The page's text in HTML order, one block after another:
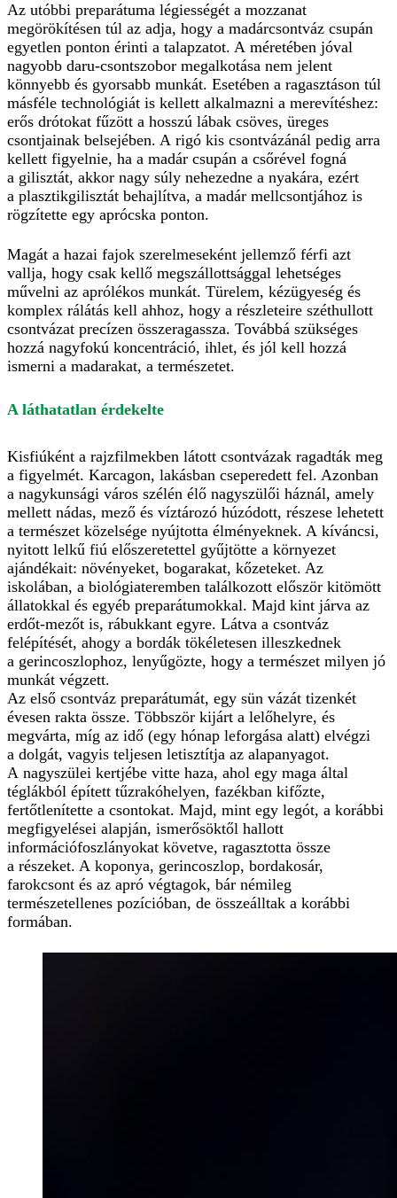
Az utóbbi preparátuma légiességét a mozzanat
megörökítésen túl az adja, hogy a madárcsontváz csupán
egyetlen ponton érinti a talapzatot. A méretében jóval
nagyobb daru-csontszobor megalkotása nem jelent
könnyebb és gyorsabb munkát. Esetében a ragasztáson túl
másféle technológiát is kellett alkalmazni a merevítéshez:
erős drótokat fűzött a hosszú lábak csöves, üreges
csontjainak belsejében. A rigó kis csontvázánál pedig arra
kellett figyelnie, ha a madár csupán a csőrével fogná
a gilisztát, akkor nagy súly nehezedne a nyakára, ezért
a plasztikgilisztát behajlítva, a madár mellcsontjához is
rögzítette egy aprócska ponton.
Magát a hazai fajok szerelmeseként jellemző férfi azt
vallja, hogy csak kellő megszállottsággal lehetséges
művelni az aprólékos munkát. Türelem, kézügyeség és
komplex rálátás kell ahhoz, hogy a részleteire széthullott
csontvázat precízen összeragassza. Továbbá szükséges
hozzá nagyfokú koncentráció, ihlet, és jól kell hozzá
ismerni a madarakat, a természetet.
A láthatatlan érdekelte
Kisfiúként a rajzfilmekben látott csontvázak ragadták meg
a figyelmét. Karcagon, lakásban cseperedett fel. Azonban
a nagykunsági város szélén élő nagyszülői háznál, amely
mellett nádas, mező és víztározó húzódott, részese lehetett
a természet közelsége nyújtotta élményeknek. A kíváncsi,
nyitott lelkű fiú előszeretettel gyűjtötte a környezet
ajándékait: növényeket, bogarakat, kőzeteket. Az
iskolában, a biológiateremben találkozott először kitömött
állatokkal és egyéb preparátumokkal. Majd kint járva az
erdőt-mezőt is, rábukkant egyre. Látva a csontváz
felépítését, ahogy a bordák tökéletesen illeszkednek
a gerincoszlophoz, lenyűgözte, hogy a természet milyen jó
munkát végzett.
Az első csontváz preparátumát, egy sün vázát tizenkét
évesen rakta össze. Többször kijárt a lelőhelyre, és
megvárta, míg az idő (egy hónap leforgása alatt) elvégzi
a dolgát, vagyis teljesen letisztítja az alapanyagot.
A nagyszülei kertjébe vitte haza, ahol egy maga által
téglákból épített tűzrakóhelyen, fazékban kifőzte,
fertőtlenítette a csontokat. Majd, mint egy legót, a korábbi
megfigyelései alapján, ismerősöktől hallott
információfoszlányokat követve, ragasztotta össze
a részeket. A koponya, gerincoszlop, bordakosár,
farokcsont és az apró végtagok, bár némileg
természetellenes pozícióban, de összeálltak a korábbi
formában.